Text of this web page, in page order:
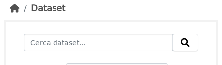
Dataset